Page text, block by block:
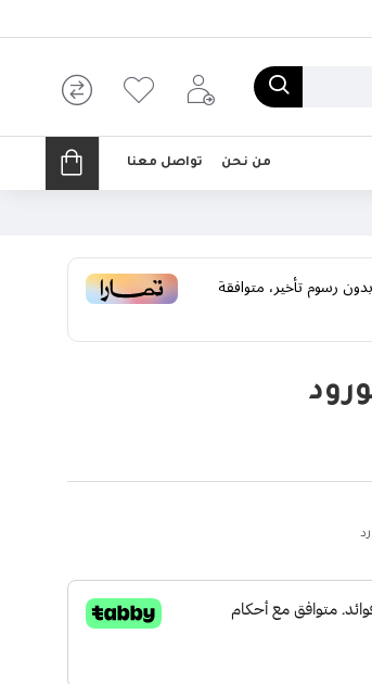
من نحن تواصل معنا
رسوم تأخير، متوافقة